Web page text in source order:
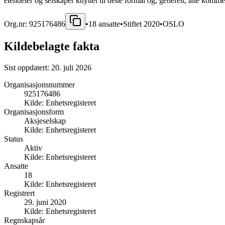
Org.nr: 925176486 •18 ansatte•Stiftet 2020•OSLO
Kildebelagte fakta
Sist oppdatert: 20. juli 2026
Organisasjonsnummer
925176486
Kilde: Enhetsregisteret
Organisasjonsform
Aksjeselskap
Kilde: Enhetsregisteret
Status
Aktiv
Kilde: Enhetsregisteret
Ansatte
18
Kilde: Enhetsregisteret
Registrert
29. juni 2020
Kilde: Enhetsregisteret
Regnskapsår